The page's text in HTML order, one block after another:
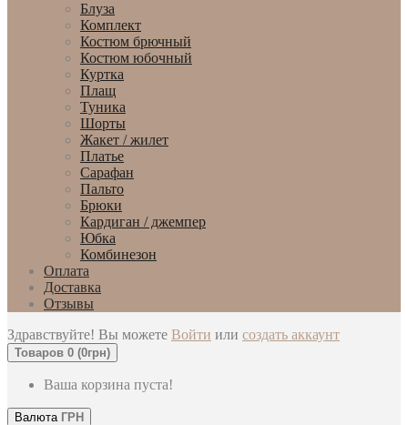
Блуза
Комплект
Костюм брючный
Костюм юбочный
Куртка
Плащ
Туника
Шорты
Жакет / жилет
Платье
Сарафан
Пальто
Брюки
Кардиган / джемпер
Юбка
Комбинезон
Оплата
Доставка
Отзывы
Здравствуйте! Вы можете Войти или создать аккаунт
Товаров 0 (0грн)
Ваша корзина пуста!
Валюта ГРН